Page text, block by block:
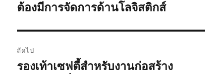
ก่อน
ต้องมีการจัดการด้านโลจิสติกส์
ถัดไป
เรื่อง
รองเท้าเซฟตี้สำหรับงานก่อสร้าง